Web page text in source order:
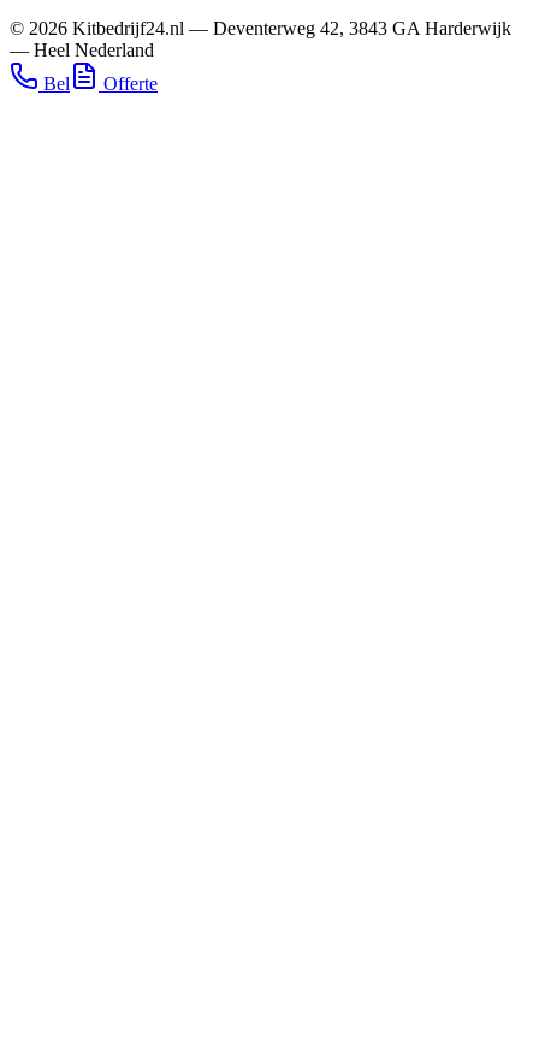
© 2026 Kitbedrijf24.nl — Deventerweg 42, 3843 GA Harderwijk
— Heel Nederland
Bel
Offerte